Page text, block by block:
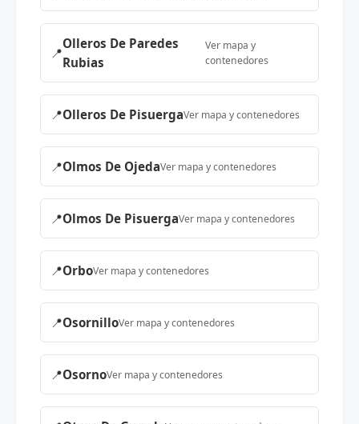
📍
Olleros De Paredes
Rubias
Ver mapa y
contenedores
📍Olleros De PisuergaVer mapa y contenedores
📍Olmos De OjedaVer mapa y contenedores
📍Olmos De PisuergaVer mapa y contenedores
📍OrboVer mapa y contenedores
📍OsornilloVer mapa y contenedores
📍OsornoVer mapa y contenedores